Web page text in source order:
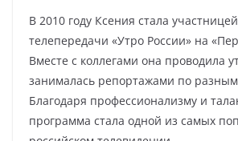
В 2010 году Ксения стала
телепередачи «Утро России» на
Вместе с коллегами она проводила
занималась репортажами по
Благодаря профессионализму и
программа стала одной из самых